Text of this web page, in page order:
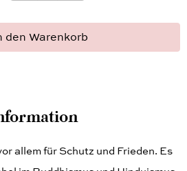
den Warenkorb
allem für Schutz und Frieden. Es